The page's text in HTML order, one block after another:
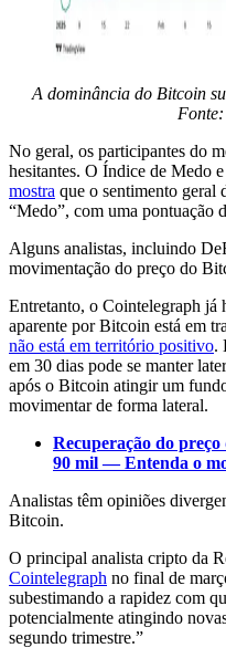
A dominância do Bitcoin
Fonte:
No geral, os participantes do
hesitantes. O Índice de Medo
mostra que o sentimento geral
“Medo”, com uma pontuação
Alguns analistas, incluindo
movimentação do preço do
Entretanto, o Cointelegraph já
aparente por Bitcoin está em
não está em território positivo.
em 30 dias pode se manter
após o Bitcoin atingir um
movimentar de forma lateral.
Recuperação do
90 mil — Entenda o
Analistas têm opiniões
Bitcoin.
O principal analista cripto da
Cointelegraph no final de
subestimando a rapidez com
potencialmente atingindo
segundo trimestre.”